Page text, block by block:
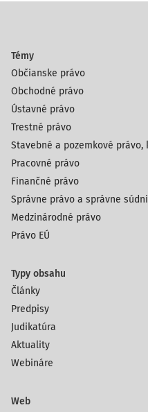
Témy
Občianske právo
Obchodné právo
Ústavné právo
Trestné právo
Stavebné a pozemkové
Pracovné právo
Finančné právo
Správne právo a správne
Medzinárodné právo
Právo EÚ
Typy obsahu
Články
Predpisy
Judikatúra
Aktuality
Webináre
Web